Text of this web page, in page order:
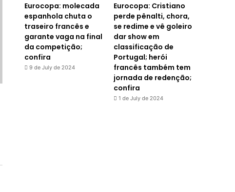
Eurocopa: molecada
espanhola chuta o
traseiro francês e
garante vaga na final
da competição;
confira
9 de July de 2024
Eurocopa: Cristiano
perde pênalti, chora,
se redime e vê goleiro
dar show em
classificação de
Portugal; herói
francês também tem
jornada de redenção;
confira
1 de July de 2024